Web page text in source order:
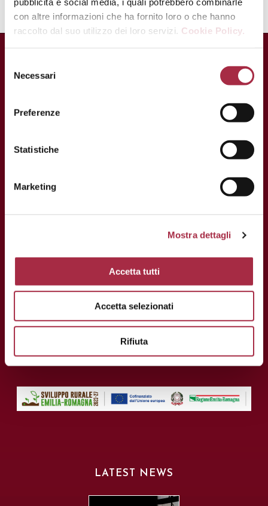
con altre informazioni che ha fornito loro o che hanno
raccolto dal suo utilizzo dei loro servizi. Cookie Policy.
Necessari
Preferenze
Statistiche
Marketing
Mostra dettagli
Accetta tutti
Accetta selezionati
Rifiuta
Tel.: +39 059 208621
Fax: +39 059 208623
info@consorziobalsamico.it
LATEST NEWS